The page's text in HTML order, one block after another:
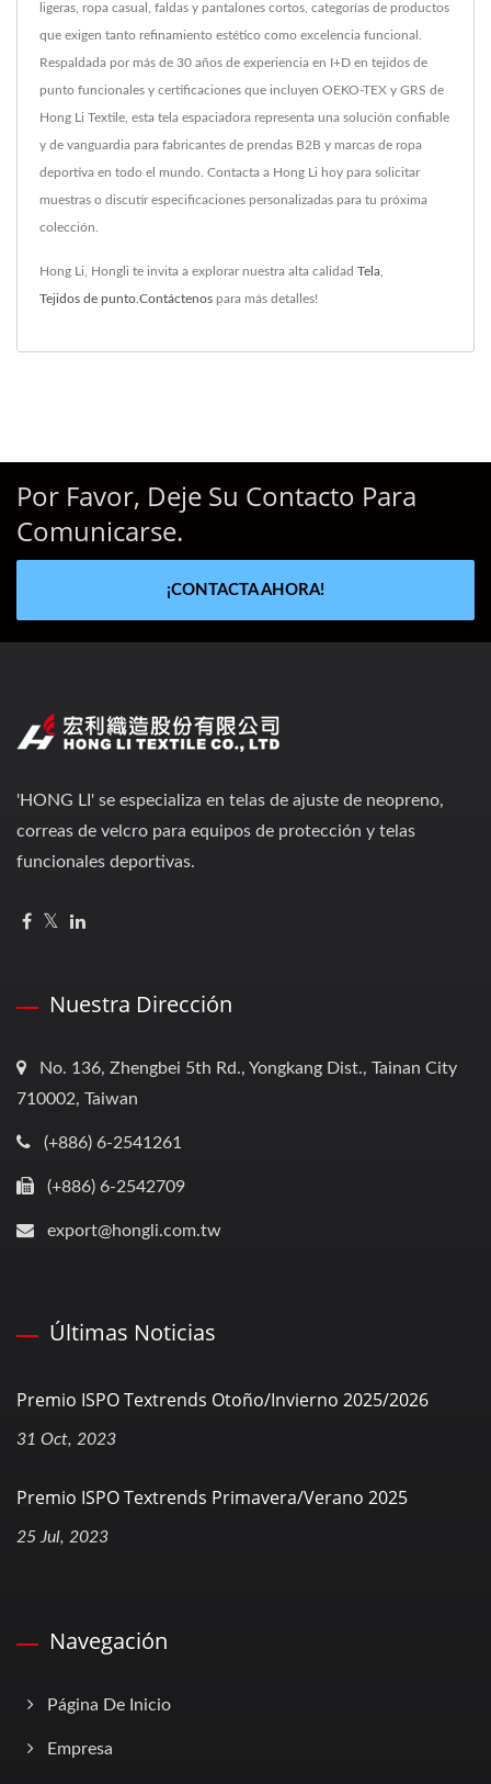
ligeras, ropa casual, faldas y pantalones cortos, categorías de productos
que exigen tanto refinamiento estético como excelencia funcional.
Respaldada por más de 30 años de experiencia en I+D en tejidos de
punto funcionales y certificaciones que incluyen OEKO-TEX y GRS de
Hong Li Textile, esta tela espaciadora representa una solución confiable
y de vanguardia para fabricantes de prendas B2B y marcas de ropa
deportiva en todo el mundo. Contacta a Hong Li hoy para solicitar
muestras o discutir especificaciones personalizadas para tu próxima
colección.
Hong Li, Hongli te invita a explorar nuestra alta calidad Tela
Tejidos de punto Contáctenos para más detalles!
Por Favor, Deje Su Contacto Para
Comunicarse.
¡CONTACTA AHORA!
'HONG LI' se especializa en telas de ajuste de neopreno,
correas de velcro para equipos de protección y telas
funcionales deportivas.
Nuestra Dirección
No. 136, Zhengbei 5th Rd., Yongkang Dist., Tainan City
710002, Taiwan
(+886) 6-2541261
(+886) 6-2542709
export@hongli.com.tw
Últimas Noticias
Premio ISPO Textrends Otoño/Invierno 2025/2026
31 Oct, 2023
Premio ISPO Textrends Primavera/Verano 2025
25 Jul, 2023
Navegación
Página De Inicio
Empresa